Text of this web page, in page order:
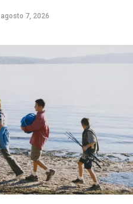
agosto 7, 2026